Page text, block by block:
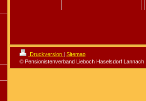
Druckversion | Sitemap
© Pensionistenverband Lieboch Haselsdorf Lannach